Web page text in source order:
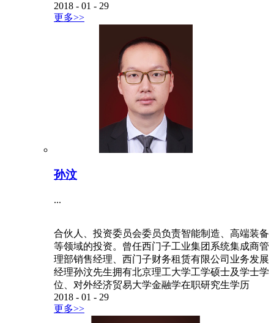
2018 - 01 - 29
更多>>
孙汶
...
合伙人、投资委员会委员负责智能制造、高端装备
等领域的投资。曾任西门子工业集团系统集成商管
理部销售经理、西门子财务租赁有限公司业务发展
经理孙汶先生拥有北京理工大学工学硕士及学士学
位、对外经济贸易大学金融学在职研究生学历
2018 - 01 - 29
更多>>